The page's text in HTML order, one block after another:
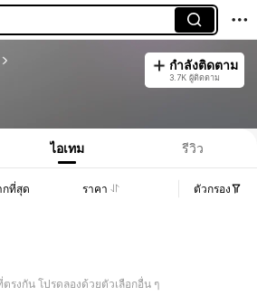
กำลังติดตาม
3.7K ผู้ติดตาม
ไอเทม รีวิว
ที่สุด ราคา ตัวกรอง
รงกัน โปรดลองด้วยตัวเลือกอื่น ๆ